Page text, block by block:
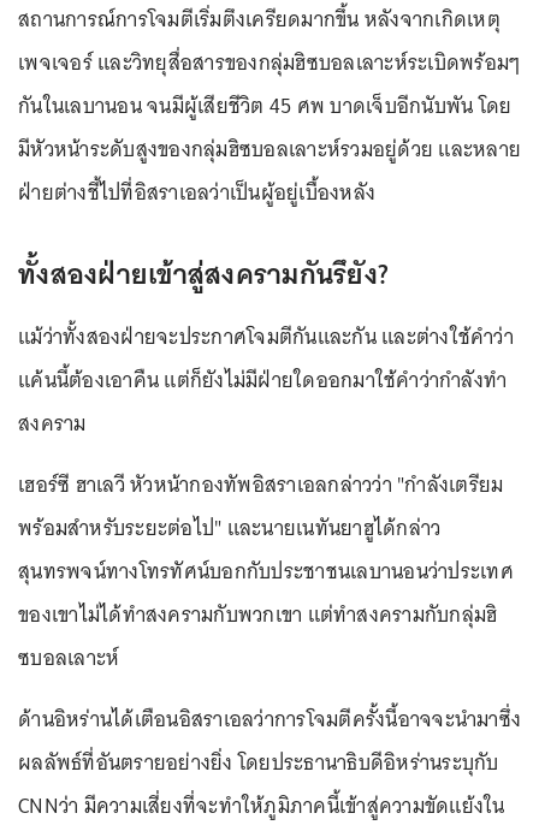
สถานการณ์การโจมตีเริ่มตึงเครียดมากขึ้น หลังจากเกิดเหตุ
เพจเจอร์ และวิทยุสื่อสารของกลุ่มฮิซบอลเลาะห์ระเบิดพร้อมๆ
กันในเลบานอน จนมีผู้เสียชีวิต 45 ศพ บาดเจ็บอีกนับพัน โดย
มีหัวหน้าระดับสูงของกลุ่มฮิซบอลเลาะห์รวมอยู่ด้วย และหลาย
ฝ่ายต่างชี้ไปที่อิสราเอลว่าเป็นผู้อยู่เบื้องหลัง
ทั้งสองฝ่ายเข้าสู่สงครามกันรึยัง?
แม้ว่าทั้งสองฝ่ายจะประกาศโจมตีกันและกัน และต่างใช้คำว่า
แค้นนี้ต้องเอาคืน แต่ก็ยังไม่มีฝ่ายใดออกมาใช้คำว่ากำลังทำ
สงคราม
เฮอร์ซี ฮาเลวี หัวหน้ากองทัพอิสราเอลกล่าวว่า "กำลังเตรียม
พร้อมสำหรับระยะต่อไป" และนายเนทันยาฮูได้กล่าว
สุนทรพจน์ทางโทรทัศน์บอกกับประชาชนเลบานอนว่าประเทศ
ของเขาไม่ได้ทำสงครามกับพวกเขา แต่ทำสงครามกับกลุ่มฮิ
ซบอลเลาะห์
ด้านอิหร่านได้เตือนอิสราเอลว่าการโจมตีครั้งนี้อาจจะนำมาซึ่ง
ผลลัพธ์ที่อันตรายอย่างยิ่ง โดยประธานาธิบดีอิหร่านระบุกับ
CNNว่า มีความเสี่ยงที่จะทำให้ภูมิภาคนี้เข้าสู่ความขัดแย้งใน